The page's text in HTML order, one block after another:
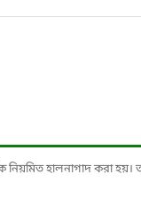
হালনাগাদ করা হয়।